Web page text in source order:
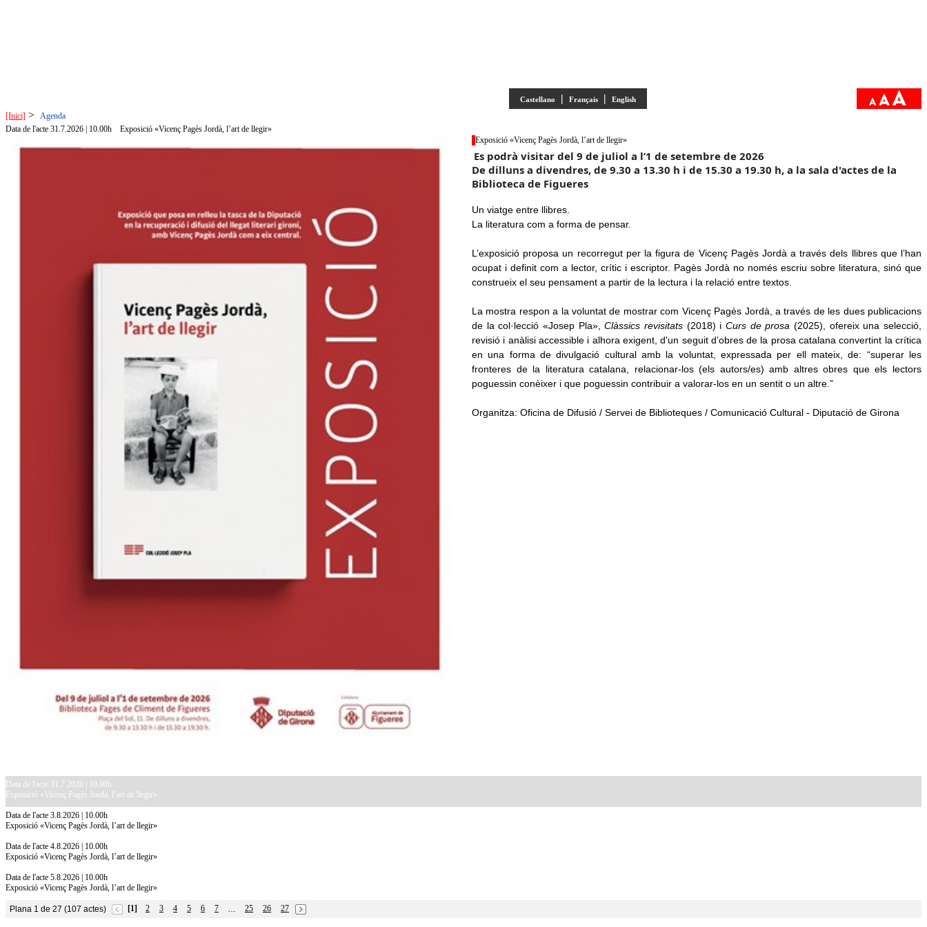
Castellano | Français | English
[Inici] > Agenda
Data de l'acte 31.7.2026 | 10.00h
Exposició «Vicenç Pagès Jordà, l’art de llegir»
Exposició «Vicenç Pagès Jordà, l’art de llegir»
Es podrà visitar del 9 de juliol a l’1 de setembre de 2026
De dilluns a divendres, de 9.30 a 13.30 h i de 15.30 a 19.30 h, a la sala d'actes de la
Biblioteca de Figueres
Un viatge entre llibres.
La literatura com a forma de pensar.
L’exposició proposa un recorregut per la figura de Vicenç Pagès Jordà a través dels llibres que l’han
ocupat i definit com a lector, crític i escriptor. Pagès Jordà no només escriu sobre literatura, sinó que
construeix el seu pensament a partir de la lectura i la relació entre textos.
La mostra respon a la voluntat de mostrar com Vicenç Pagès Jordà, a través de les dues publicacions
de la col·lecció «Josep Pla»,Clàssics revisitats (2018) iCurs de prosa (2025), ofereix una selecció,
revisió i anàlisi accessible i alhora exigent, d'un seguit d’obres de la prosa catalana convertint la crítica
en una forma de divulgació cultural amb la voluntat, expressada per ell mateix, de: “superar les
fronteres de la literatura catalana, relacionar-los (els autors/es) amb altres obres que els lectors
poguessin conèixer i que poguessin contribuir a valorar-los en un sentit o un altre.”
Organitza: Oficina de Difusió / Servei de Biblioteques / Comunicació Cultural - Diputació de Girona
Data de l'acte 31.7.2026 | 10.00h
Exposició «Vicenç Pagès Jordà, l’art de llegir»
Data de l'acte 3.8.2026 | 10.00h
Exposició «Vicenç Pagès Jordà, l’art de llegir»
Data de l'acte 4.8.2026 | 10.00h
Exposició «Vicenç Pagès Jordà, l’art de llegir»
Data de l'acte 5.8.2026 | 10.00h
Exposició «Vicenç Pagès Jordà, l’art de llegir»
Plana 1 de 27 (107 actes) [1] 2 3 4 5 6 7 … 25 26
27